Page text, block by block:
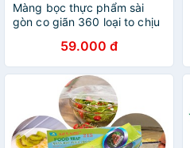
Màng bọc thực phẩm sài
gòn co giãn 360 loại to chịu
WALLMART WM53
59.000 đ